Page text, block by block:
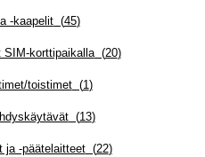
-kaapelit(45)
SIM-korttipaikalla(20)
toistimet(1)
(13)
ja -päätelaitteet(22)